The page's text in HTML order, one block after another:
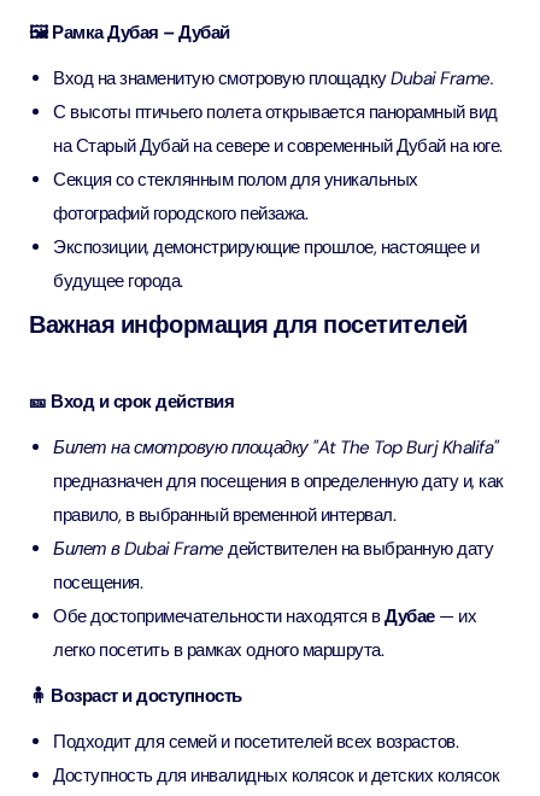
🖼️ Рамка Дубая – Дубай
Вход на знаменитую смотровую площадкуDubai Frame.
С высоты птичьего полета открывается панорамный вид
на Старый Дубай на севере и современный Дубай на юге.
Секция со стеклянным полом для уникальных
фотографий городского пейзажа.
Экспозиции, демонстрирующие прошлое, настоящее и
будущее города.
Важная информация для посетителей
🎫 Вход и срок действия
Билет на смотровую площадку "At The Top Burj Khalifa"
предназначен для посещения в определенную дату и, как
правило, в выбранный временной интервал.
Билет в Dubai Frame действителен на выбранную дату
посещения.
Обе достопримечательности находятся вДубае— их
легко посетить в рамках одного маршрута.
🧍 Возраст и доступность
Подходит для семей и посетителей всех возрастов.
Доступность для инвалидных колясок и детских колясок